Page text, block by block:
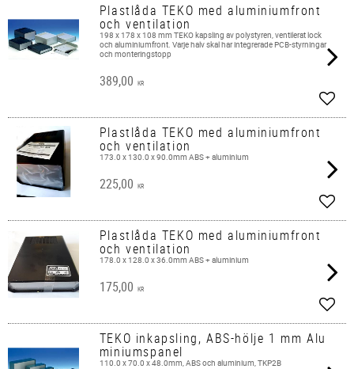
Plastlåda TEKO med aluminiumfront
och ventilation
198 x 178 x 108 mm TEKO kapsling av polystyren, ventilerat lock
och aluminiumfront. Varje halv skal har integrerade PCB-styrningar
och monteringstopp
389,00 KR
Add
Plastlåda TEKO med aluminiumfront
och ventilation
173.0 x 130.0 x 90.0mm ABS + aluminium
225,00 KR
Add
Plastlåda TEKO med aluminiumfront
och ventilation
178.0 x 128.0 x 36.0mm ABS + aluminium
175,00 KR
Add
TEKO inkapsling, ABS-hölje 1 mm Alu
miniumspanel
110.0 x 70.0 x 48.0mm, ABS och aluminium, TKP2B